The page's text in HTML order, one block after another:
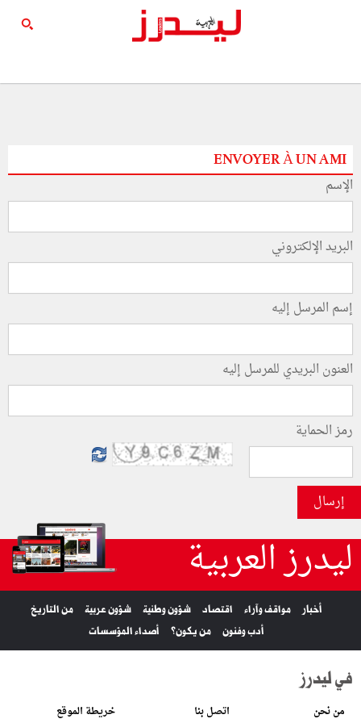
ENVOYER À UN AMI
الإسم
البريد الإلكتروني
إسم المرسل إليه
العنون البريدي للمرسل إليه
رمز الحماية
إرسال
ليدرز العربية
أخبار مواقف وآراء اقتصاد شؤون وطنية شؤون عربية
من التاريخ
أدب وفنون
من يكون؟ أصداء المؤسسات
في ليدرز
من نحن اتصل بنا خريطة الموقع